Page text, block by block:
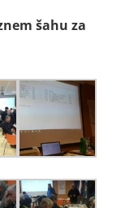
šahu za